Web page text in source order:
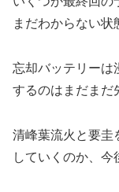
まだわからない状
忘却バッテリーは
するのはまだまだ
清峰葉流火と要圭
していくのか、今